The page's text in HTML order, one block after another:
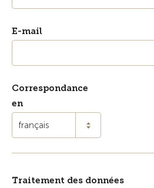
E-mail
Correspondance
en
français
Traitement des données